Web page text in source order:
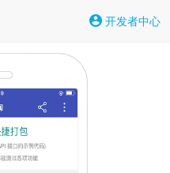
开发者中心